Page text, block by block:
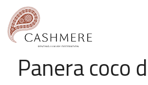
Panera coco